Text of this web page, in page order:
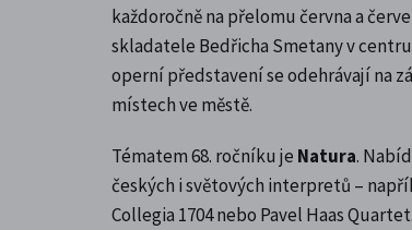
každoročně na přelomu června a
skladatele Bedřicha Smetany v
operní představení se odehrávají na
místech ve městě.
Tématem 68. ročníku je Natura.
českých i světových interpretů –
Collegia 1704 nebo Pavel Haas